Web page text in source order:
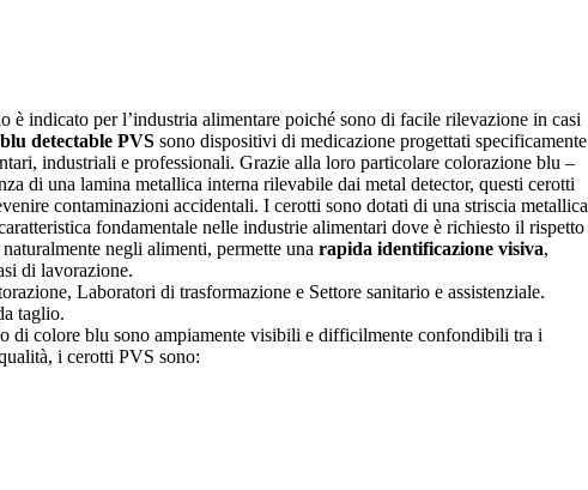
è indicato per l’industria alimentare poiché sono di facile rilevazione in casi
detectable PVS sono dispositivi di medicazione progettati specificamente
industriali e professionali. Grazie alla loro particolare colorazione blu –
di una lamina metallica interna rilevabile dai metal detector, questi cerotti
contaminazioni accidentali. I cerotti sono dotati di una striscia metallica
fondamentale nelle industrie alimentari dove è richiesto il rispetto
negli alimenti, permette una rapida identificazione visiva,
di lavorazione.
Laboratori di trasformazione e Settore sanitario e assistenziale.
taglio.
di colore blu sono ampiamente visibili e difficilmente confondibili tra i
i cerotti PVS sono: